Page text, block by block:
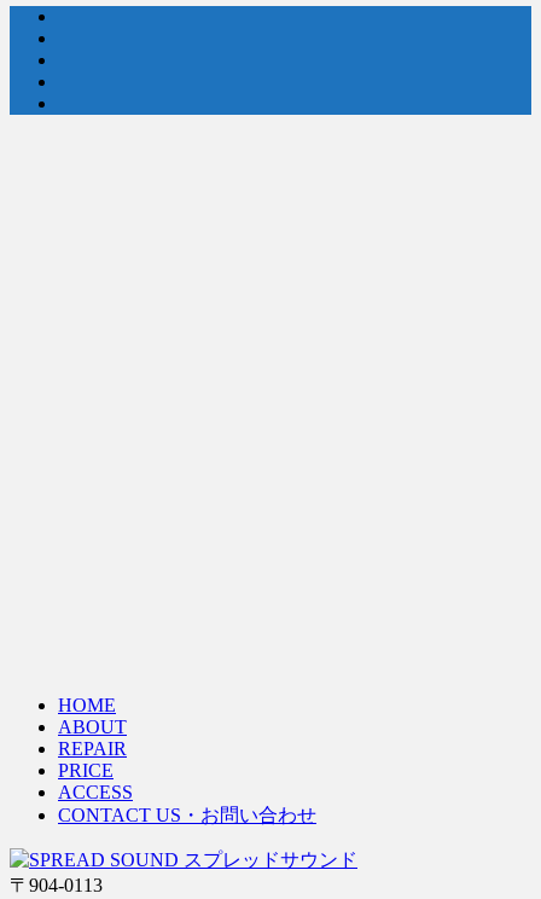
HOME
ABOUT
REPAIR
PRICE
ACCESS
CONTACT US・お問い合わせ
〒904-0113